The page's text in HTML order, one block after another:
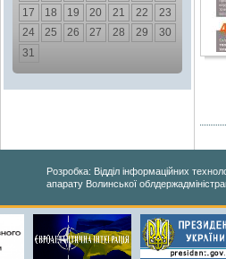
17
18 19 20 21 22
23
24
25 26 27 28 29
30
31
Розробка: Відділ інформаційних
апарату Волинської